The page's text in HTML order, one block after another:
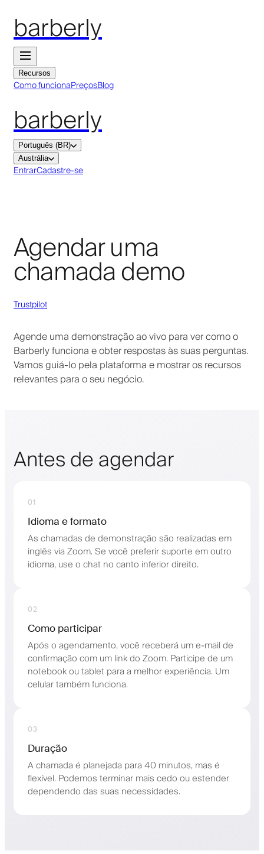
barberly
Recursos
Como funcionaPreçosBlog
barberly
Português (BR)
Austrália
EntrarCadastre-se
Agendar uma
chamada demo
Trustpilot
Agende uma demonstração ao vivo para ver como o
Barberly funciona e obter respostas às suas perguntas.
Vamos guiá-lo pela plataforma e mostrar os recursos
relevantes para o seu negócio.
Antes de agendar
01
Idioma e formato
As chamadas de demonstração são realizadas em
inglês via Zoom. Se você preferir suporte em outro
idioma, use o chat no canto inferior direito.
02
Como participar
Após o agendamento, você receberá um e-mail de
confirmação com um link do Zoom. Participe de um
notebook ou tablet para a melhor experiência. Um
celular também funciona.
03
Duração
A chamada é planejada para 40 minutos, mas é
flexível. Podemos terminar mais cedo ou estender
dependendo das suas necessidades.